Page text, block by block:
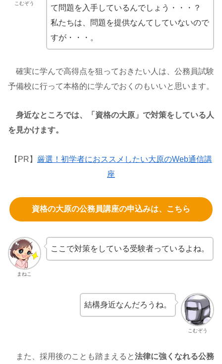
こむぞう
て問題を入手しているんでしょう・・・？
私たちは、問題を提供なんてしていないので
すが・・・。
確実に学んで高得点を狙っておきたい人は、公務員試験
予備校に行って本格的に学んでおくのもいいと思います。
身近なところでは、「資格の大原」で対策をしている人
を見かけます。
【PR】 厳選！初学者におススメしたい大原のWeb通信講
座
資格の大原の公務員講座の申込みは、こちら
まねこ
ここで対策をしている受験者っているよね。
こむぞう
結構身近なんだろうね。
また、採用後のことも踏まえると法律に強くなれる公務